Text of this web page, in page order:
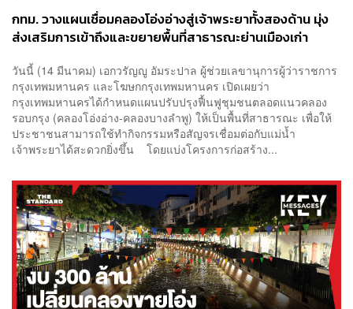
กทม. วางแผนเชื่อมคลองโอ่งอ่างสู่เจ้าพระยาทั้งสองด้าน มุ่ง
ส่งเสริมการเข้าถึงและขยายพื้นที่สาธารณะย่านเมืองเก่า
วันนี้ (14 มีนาคม) เอกวรัญญู อัมระปาล ผู้ช่วยเลขานุการผู้ว่าราชการ
กรุงเทพมหานคร และโฆษกกรุงเทพมหานคร เปิดเผยว่า
กรุงเทพมหานครได้กำหนดแผนปรับปรุงฟื้นฟูชุมชนตลอดแนวคลอง
รอบกรุง (คลองโอ่งอ่าง-คลองบางลำพู) ให้เป็นพื้นที่สาธารณะ เพื่อให้
ประชาชนสามารถใช้ทำกิจกรรมหรือสัญจรเชื่อมต่อกับแม่น้ำ
เจ้าพระยาได้สะดวกยิ่งขึ้น โดยแบ่งโครงการก่อสร้าง...